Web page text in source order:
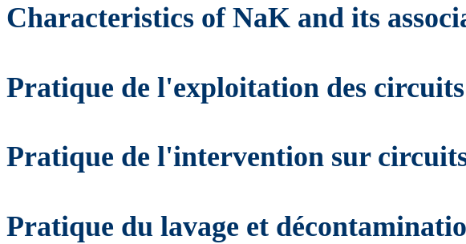
Characteristics of NaK and its
Pratique de l'exploitation des
Pratique de l'intervention sur
Pratique du lavage et